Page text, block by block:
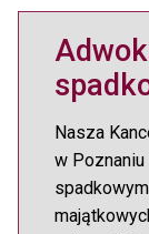
Nasza
w